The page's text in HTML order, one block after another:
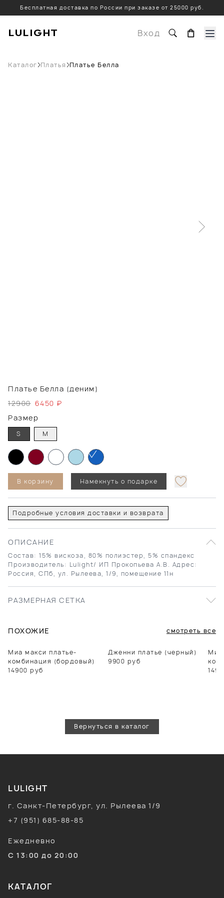
Бесплатная доставка по России при заказе от 25000 руб.
LULIGHT Вход
Каталог Платья Платье Белла
Платье Белла (деним)
12900 6450 ₽
Размер
S M
В корзину Намекнуть о подарке
Подробные условия доставки и возврата
ОПИСАНИЕ
Состав: 15% вискоза, 80% полиэстер, 5% спандекс
Производитель: Lulight/ ИП Прокопьева А.В. Адрес:
Россия, СПб, ул. Рылеева, 1/9, помещение 11н
РАЗМЕРНАЯ СЕТКА
ПОХОЖИЕ смотреть все
Миа макси платье-
комбинация (бордовый)
14900 руб
Дженни платье (черный)
9900 руб
Миа
Вернуться в каталог
LULIGHT
г. Санкт-Петербург, ул. Рылеева 1/9
+7 (951) 685-88-85
Ежедневно
С 13:00 до 20:00
КАТАЛОГ